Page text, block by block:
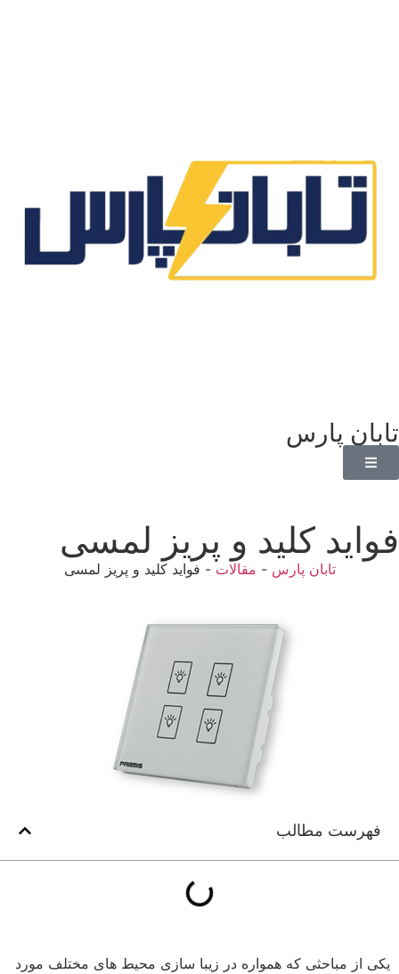
تابان پارس
فواید کلید و پریز لمسی
تابان پارس - مقالات - فواید کلید و پریز لمسی
فهرست مطالب
یکی از مباحثی که همواره در زیبا سازی محیط های مختلف مورد